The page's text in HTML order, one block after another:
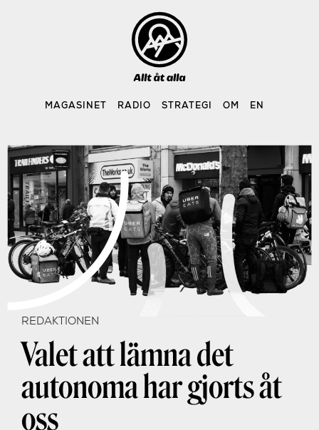
MAGASINET RADIO STRATEGI OM EN
REDAKTIONEN
Valet att lämna det
autonoma har gjorts åt
oss